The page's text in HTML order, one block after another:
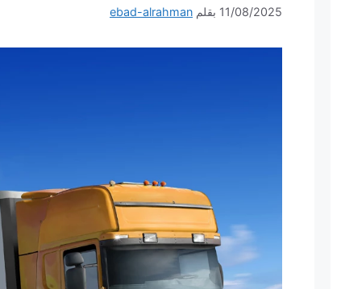
11/08/2025 بقلم ebad-alrahman